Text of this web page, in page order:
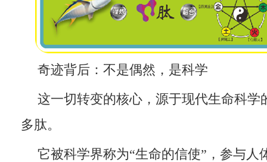
奇迹背后：不是偶然，是科学
这一切转变的核心，源于现代生命科
多肽。
它被科学界称为“生命的信使”，参与人